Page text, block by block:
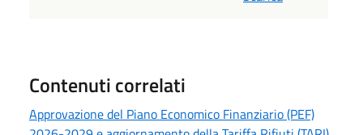
Contenuti correlati
Approvazione del Piano Economico Finanziario (PEF)